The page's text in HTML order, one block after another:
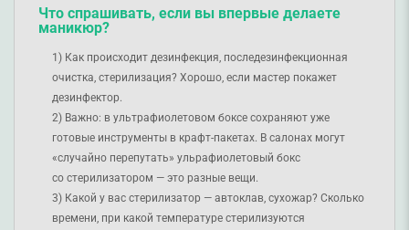
Что спрашивать, если вы впервые делаете
маникюр?
Как происходит дезинфекция, последезинфекционная
очистка, стерилизация? Хорошо, если мастер покажет
дезинфектор.
Важно: в ультрафиолетовом боксе сохраняют уже
готовые инструменты в крафт-пакетах. В салонах могут
«случайно перепутать» ульрафиолетовый бокс
со стерилизатором — это разные вещи.
Какой у вас стерилизатор — автоклав, сухожар? Сколько
времени, при какой температуре стерилизуются